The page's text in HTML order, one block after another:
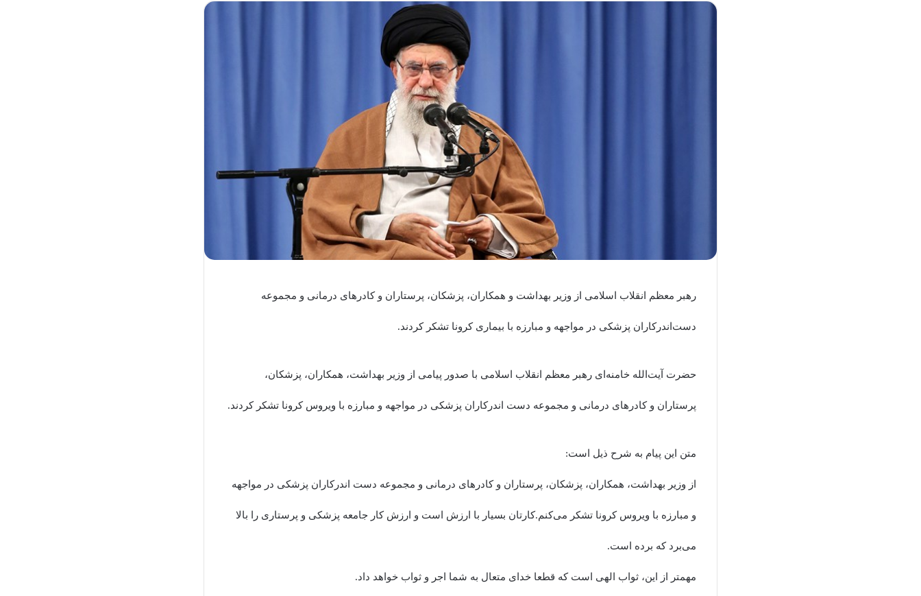
رهبر معظم انقلاب اسلامی از وزیر بهداشت و همکاران، پزشکان، پرستاران و کادرهای درمانی و مجموعه
دست‌اندرکاران پزشکی در مواجهه و مبارزه با بیماری کرونا تشکر کردند.
حضرت آیت‌الله خامنه‌ای رهبر معظم انقلاب اسلامی با صدور پیامی از وزیر بهداشت، همکاران، پزشکان،
پرستاران و کادرهای درمانی و مجموعه دست اندرکاران پزشکی در مواجهه و مبارزه با ویروس کرونا تشکر کردند.
متن این پیام به شرح ذیل است:
از وزیر بهداشت، همکاران، پزشکان، پرستاران و کادرهای درمانی و مجموعه دست اندرکاران پزشکی در مواجهه
و مبارزه با ویروس کرونا تشکر می‌کنم.کارتان بسیار با ارزش است و ارزش کار جامعه پزشکی و پرستاری را بالا
می‌برد که برده است.
مهمتر از این، ثواب الهی است که قطعا خدای متعال به شما اجر و ثواب خواهد داد.